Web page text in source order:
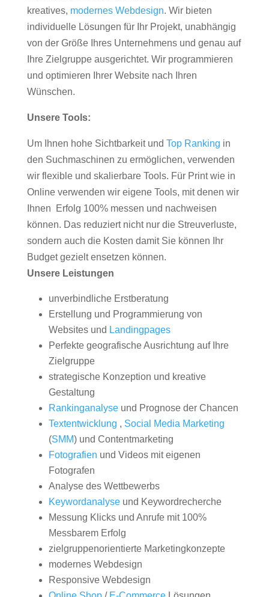
kreatives, modernes Webdesign. Wir bieten
individuelle Lösungen für Ihr Projekt, unabhängig
von der Größe Ihres Unternehmens und genau auf
Ihre Zielgruppe ausgerichtet. Wir programmieren
und optimieren Ihrer Website nach Ihren
Wünschen.
Unsere Tools:
Um Ihnen hohe Sichtbarkeit und Top Ranking in
den Suchmaschinen zu ermöglichen, verwenden
wir flexible und skalierbare Tools. Für Print wie in
Online verwenden wir eigene Tools, mit denen wir
Ihnen Erfolg 100% messen und nachweisen
können. Das reduziert nicht nur die Streuverluste,
sondern auch die Kosten damit Sie können Ihr
Budget gezielt ensetzen können.
Unsere Leistungen
unverbindliche Erstberatung
Erstellung und Programmierung von
Websites und Landingpages
Perfekte geografische Ausrichtung auf Ihre
Zielgruppe
strategische Konzeption und kreative
Gestaltung
Rankinganalyseund Prognose der Chancen
Textentwicklung , Social Media Marketing
(SMM) und Contentmarketing
Fotografien und Videos mit eigenen
Fotografen
Analyse des Wettbewerbs
Keywordanalyseund Keywordrecherche
Messung Klicks und Anrufe mit 100%
Messbarem Erfolg
zielgruppenorientierte Marketingkonzepte
modernes Webdesign
Responsive Webdesign